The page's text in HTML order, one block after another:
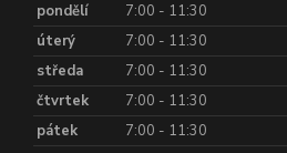
pondělí 7:00 - 11:30
úterý
7:00 - 11:30
středa
7:00 - 11:30
čtvrtek
7:00 - 11:30
pátek
7:00 - 11:30